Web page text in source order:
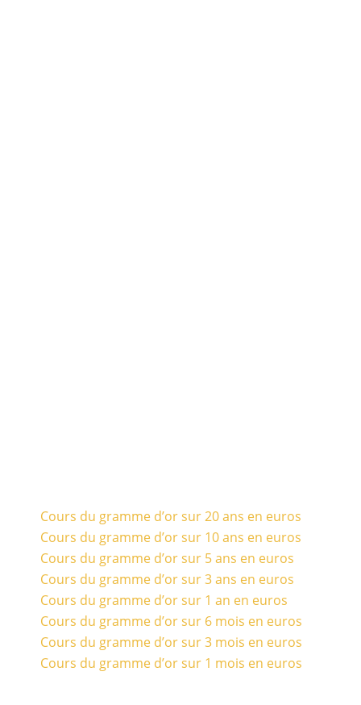
Cours du gramme d’or sur 20 ans en euros
Cours du gramme d’or sur 10 ans en euros
Cours du gramme d’or sur 5 ans en euros
Cours du gramme d’or sur 3 ans en euros
Cours du gramme d’or sur 1 an en euros
Cours du gramme d’or sur 6 mois en euros
Cours du gramme d’or sur 3 mois en euros
Cours du gramme d’or sur 1 mois en euros